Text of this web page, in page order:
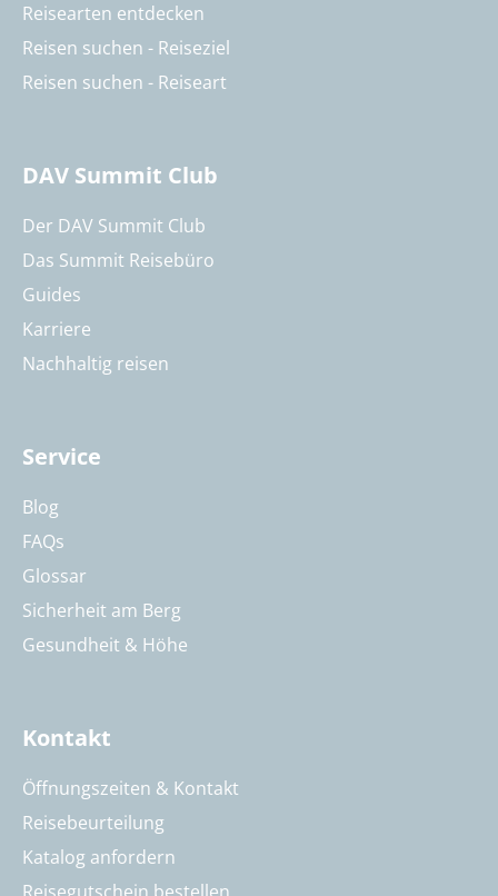
Reisearten entdecken
Reisen suchen - Reiseziel
Reisen suchen - Reiseart
DAV Summit Club
Der DAV Summit Club
Das Summit Reisebüro
Guides
Karriere
Nachhaltig reisen
Service
Blog
FAQs
Glossar
Sicherheit am Berg
Gesundheit & Höhe
Kontakt
Öffnungszeiten & Kontakt
Reisebeurteilung
Katalog anfordern